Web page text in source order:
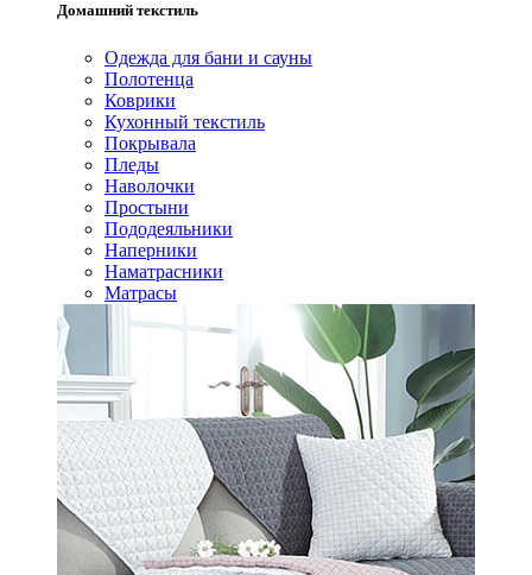
Домашний текстиль
Одежда для бани и сауны
Полотенца
Коврики
Кухонный текстиль
Покрывала
Пледы
Наволочки
Простыни
Пододеяльники
Наперники
Наматрасники
Матрасы